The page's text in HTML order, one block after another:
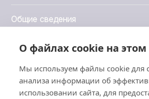
О файлах cookie на этом
Мы используем файлы cookie для
анализа информации об
использовании сайта, для
Общие сведения
Компания